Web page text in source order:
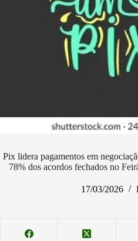
Pix lidera pagamentos em
78% dos acordos fechados no
17/03/2026